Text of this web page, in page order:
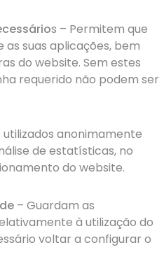
s – Permitem que
as suas aplicações, bem
do website. Sem estes
requerido não podem ser
utilizados anonimamente
de estatísticas, no
do website.
– Guardam as
à utilização do
voltar a configurar o